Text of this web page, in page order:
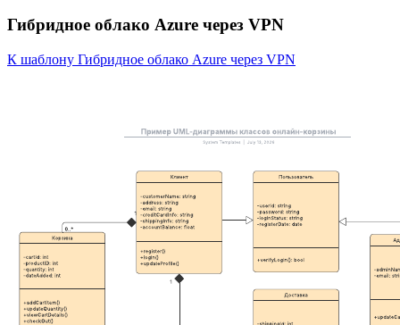
Гибридное облако Azure через VPN
К шаблону Гибридное облако Azure через VPN